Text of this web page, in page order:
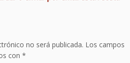
no será publicada. Los campos
con *